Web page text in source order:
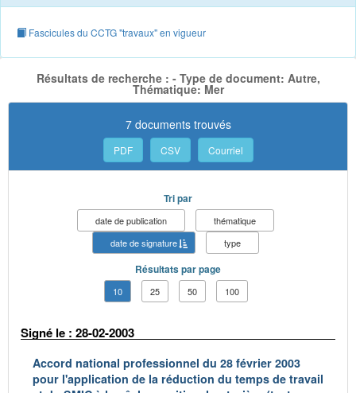
Fascicules du CCTG "travaux" en vigueur
Résultats de recherche : - Type de document: Autre,
Thématique: Mer
7 documents trouvés
PDF CSV Courriel
Tri par
date de publication
thématique
date de signature
type
Résultats par page
10 25 50 100
Signé le : 28-02-2003
Accord national professionnel du 28 février 2003
pour l'application de la réduction du temps de travail